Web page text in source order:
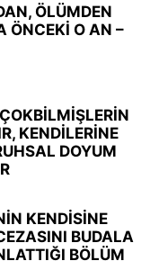
ÖLÜMDEN
ÖNCEKİ O AN –
KENDİLERİNE
DOYUM
KENDİSİNE
BUDALA
BÖLÜM